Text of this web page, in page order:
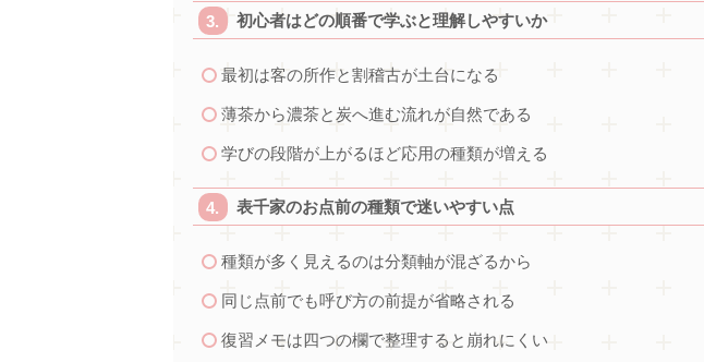
初心者はどの順番で学ぶと理解しやすいか
最初は客の所作と割稽古が土台になる
薄茶から濃茶と炭へ進む流れが自然である
学びの段階が上がるほど応用の種類が増える
表千家のお点前の種類で迷いやすい点
種類が多く見えるのは分類軸が混ざるから
同じ点前でも呼び方の前提が省略される
復習メモは四つの欄で整理すると崩れにくい